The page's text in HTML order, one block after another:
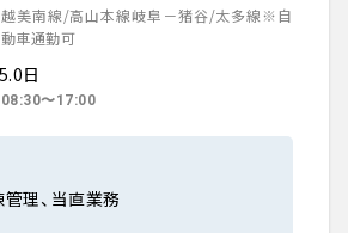
越美南線/高山本線岐阜－猪谷/太多線※自
動車通勤可
日
08:30〜17:00
理、当直業務